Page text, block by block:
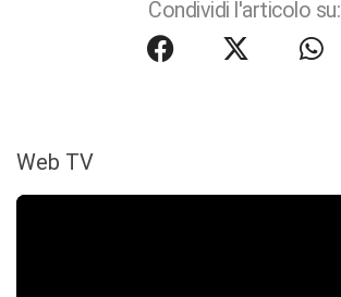
Condividi l'articolo su:
Web TV